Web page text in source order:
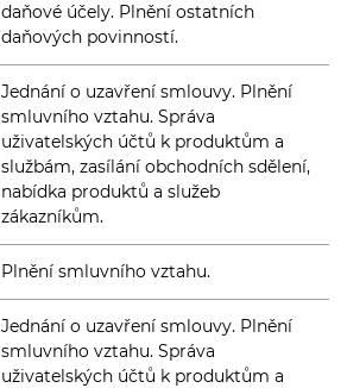
daňové účely. Plnění ostatních
daňových povinností.
Jednání o uzavření smlouvy. Plnění
smluvního vztahu. Správa
uživatelských účtů k produktům a
službám, zasílání obchodních sdělení,
nabídka produktů a služeb
zákazníkům.
Plnění smluvního vztahu.
Jednání o uzavření smlouvy. Plnění
smluvního vztahu. Správa
uživatelských účtů k produktům a